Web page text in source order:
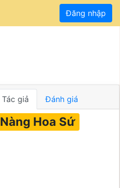
Đăng nhập
Tác giả Đánh giá
Nàng Hoa Sứ